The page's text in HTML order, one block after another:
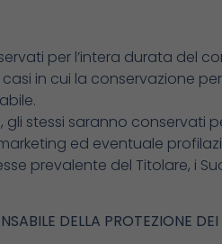
per l’intera durata del
in cui la conservazione
stessi saranno conservati
ed eventuale
prevalente del Titolare, i
DELLA PROTEZIONE